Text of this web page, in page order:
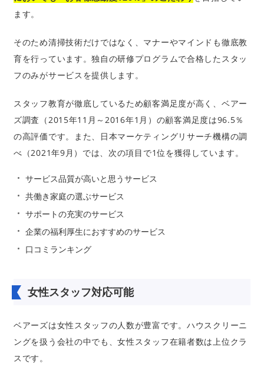
ます。
そのため清掃技術だけではなく、マナーやマインドも徹底教
育を行っています。独自の研修プログラムで合格したスタッ
フのみがサービスを提供します。
スタッフ教育が徹底しているため顧客満足度が高く、ベアー
ズ調査（2015年11月～2016年1月）の顧客満足度は96.5％
の高評価です。また、日本マーケティングリサーチ機構の調
べ（2021年9月）では、次の項目で1位を獲得しています。
サービス品質が高いと思うサービス
共働き家庭の選ぶサービス
サポートの充実のサービス
企業の福利厚生におすすめのサービス
口コミランキング
女性スタッフ対応可能
ベアーズは女性スタッフの人数が豊富です。ハウスクリーニ
ングを扱う会社の中でも、女性スタッフ在籍者数は上位クラ
スです。